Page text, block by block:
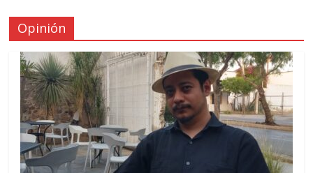
Opinión